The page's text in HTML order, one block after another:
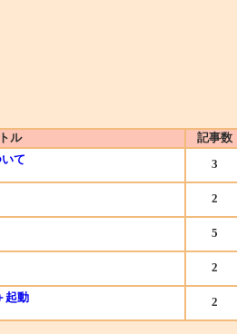
ル 記事数
て 3
2
5
2
起動 2